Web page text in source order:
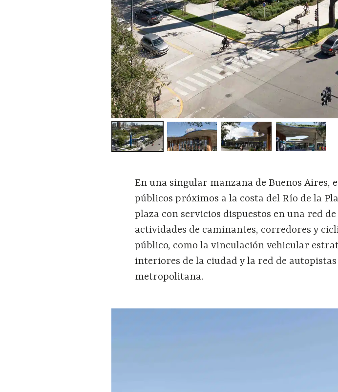
En una singular manzana de Buenos Aires,
públicos próximos a la costa del Río de la
plaza con servicios dispuestos en una red
actividades de caminantes, corredores y
público, como la vinculación vehicular
interiores de la ciudad y la red de
metropolitana.